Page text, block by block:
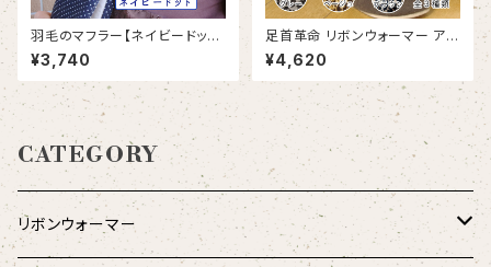
羽毛のマフラー【ネイビードット】
(MF_004-NV)｜リサイクルダ
ウン
¥3,740
足首革命 リボンウォーマー アニ
マル柄（リアル）｜RIBBON-wa
rmer Animal pattern : real
¥4,620
CATEGORY
リボンウォーマー